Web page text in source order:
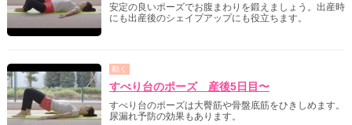
安定の良いポーズでお腹まわりを鍛えましょう。出産時
にも出産後のシェイプアップにも役立ちます。
動く
すべり台のポーズ 産後5日目〜
すべり台のポーズは大臀筋や骨盤底筋をひきしめます。
尿漏れ予防の効果もあります。